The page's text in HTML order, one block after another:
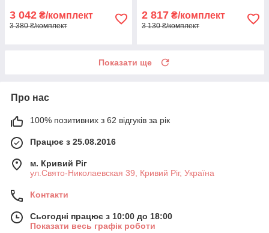
3 042 ₴/комплект
3 380 ₴/комплект
2 817 ₴/комплект
3 130 ₴/комплект
Показати ще
Про нас
100% позитивних з 62 відгуків за рік
Працює з 25.08.2016
м. Кривий Ріг
ул.Свято-Николаевская 39, Кривий Ріг, Україна
Контакти
Сьогодні працює з 10:00 до 18:00
Показати весь графік роботи